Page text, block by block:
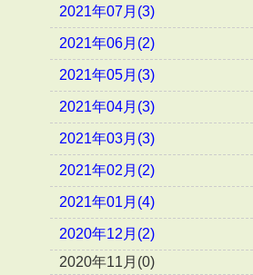
2021年07月(3)
2021年06月(2)
2021年05月(3)
2021年04月(3)
2021年03月(3)
2021年02月(2)
2021年01月(4)
2020年12月(2)
2020年11月(0)